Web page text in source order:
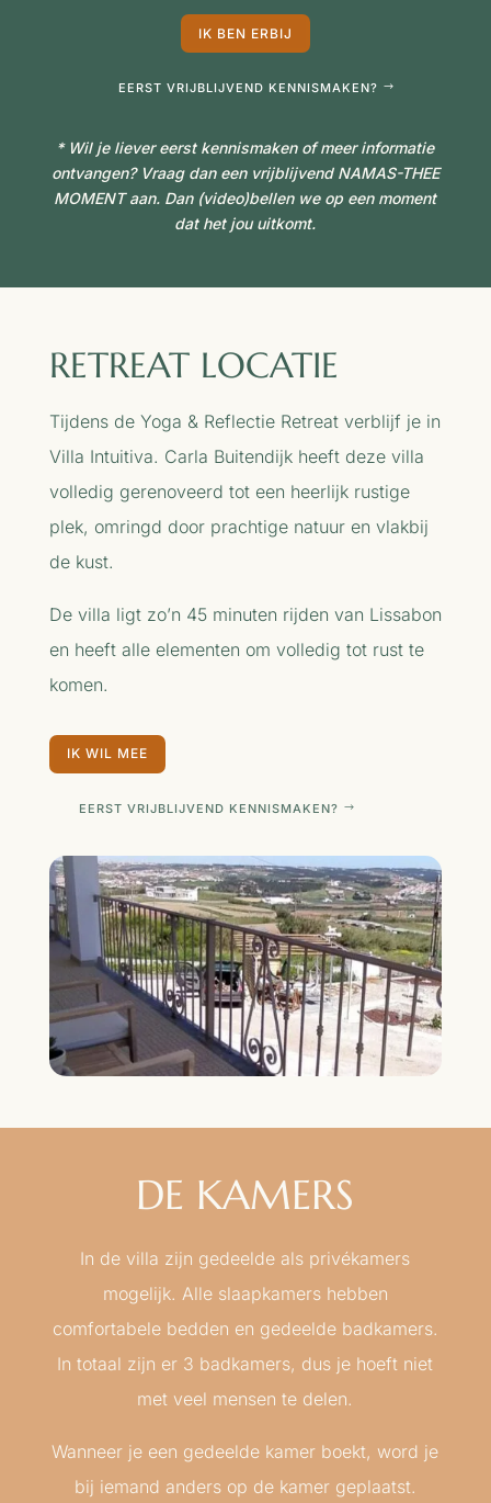
IK BEN ERBIJ
EERST VRIJBLIJVEND KENNISMAKEN?
* Wil je liever eerst kennismaken of meer informatie
ontvangen? Vraag dan een vrijblijvend NAMAS-THEE
MOMENT aan. Dan (video)bellen we op een moment
dat het jou uitkomt.
RETREAT LOCATIE
Tijdens de Yoga & Reflectie Retreat verblijf je in
Villa Intuitiva. Carla Buitendijk heeft deze villa
volledig gerenoveerd tot een heerlijk rustige
plek, omringd door prachtige natuur en vlakbij
de kust.
De villa ligt zo’n 45 minuten rijden van Lissabon
en heeft alle elementen om volledig tot rust te
komen.
IK WIL MEE
EERST VRIJBLIJVEND KENNISMAKEN?
DE KAMERS
In de villa zijn gedeelde als privékamers
mogelijk. Alle slaapkamers hebben
comfortabele bedden en gedeelde badkamers.
In totaal zijn er 3 badkamers, dus je hoeft niet
met veel mensen te delen.
Wanneer je een gedeelde kamer boekt, word je
bij iemand anders op de kamer geplaatst.